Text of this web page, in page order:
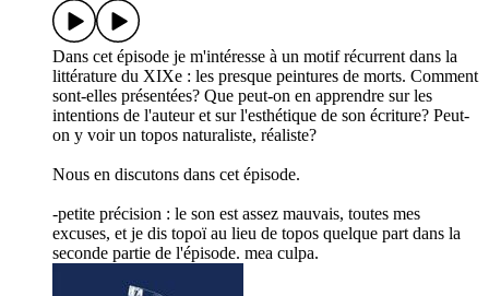
Dans cet épisode je m'intéresse à un motif récurrent dans la
littérature du XIXe : les presque peintures de morts. Comment
sont-elles présentées? Que peut-on en apprendre sur les
intentions de l'auteur et sur l'esthétique de son écriture? Peut-
on y voir un topos naturaliste, réaliste?
Nous en discutons dans cet épisode.
-petite précision : le son est assez mauvais, toutes mes
excuses, et je dis topoï au lieu de topos quelque part dans la
seconde partie de l'épisode. mea culpa.